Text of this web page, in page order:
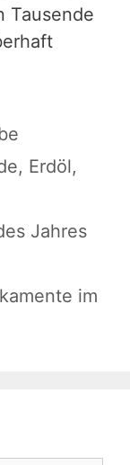
Tausende
, Erdöl,
Jahres
im